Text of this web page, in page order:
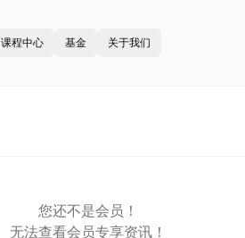
课程中心 基金 关于我们
您还不是会员！
无法查看会员专享资讯！